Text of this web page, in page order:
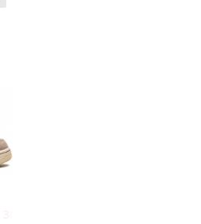
Anniversary Taupe Haze